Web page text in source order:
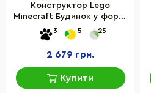
Конструктор Lego
Minecraft Будинок у формі
жаби 21256LG, 400
деталей
3 5 25
2 679 грн.
Купити